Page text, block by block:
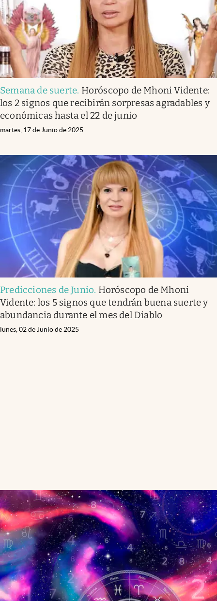
Semana de suerte. Horóscopo de Mhoni Vidente:
los 2 signos que recibirán sorpresas agradables y
económicas hasta el 22 de junio
martes, 17 de Junio de 2025
Predicciones de Junio. Horóscopo de Mhoni
Vidente: los 5 signos que tendrán buena suerte y
abundancia durante el mes del Diablo
lunes, 02 de Junio de 2025